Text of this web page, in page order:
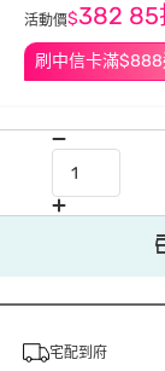
刷中信卡滿
活動價$382 85
宅配到府